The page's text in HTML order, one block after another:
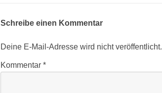
Schreibe einen Kommentar
Deine E-Mail-Adresse wird nicht veröffentlicht.
Kommentar *